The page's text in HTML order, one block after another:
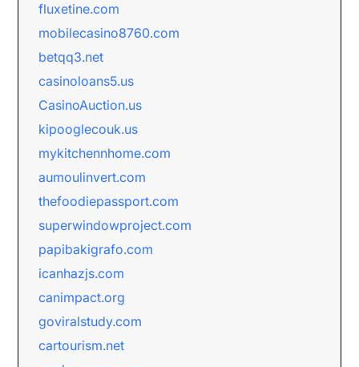
fluxetine.com
mobilecasino8760.com
betqq3.net
casinoloans5.us
CasinoAuction.us
kipooglecouk.us
mykitchennhome.com
aumoulinvert.com
thefoodiepassport.com
superwindowproject.com
papibakigrafo.com
icanhazjs.com
canimpact.org
goviralstudy.com
cartourism.net